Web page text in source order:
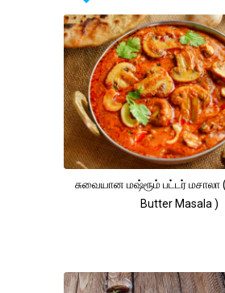
சுவையான மஷ்ரூம் பட்டர் மசாலா
Butter Masala )